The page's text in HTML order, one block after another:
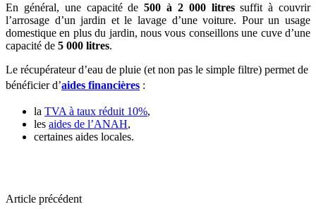
En général, une capacité de500 à 2 000 litressuffit à couvrir
l’arrosage d’un jardin et le lavage d’une voiture. Pour un usage
domestique en plus du jardin, nous vous conseillons une cuve d’une
capacité de 5 000 litres.
Le récupérateur d’eau de pluie (et non pas le simple filtre) permet de
bénéficier d’aides financières :
la TVA à taux réduit 10%,
les aides de l’ANAH,
certaines aides locales.
Article précédent